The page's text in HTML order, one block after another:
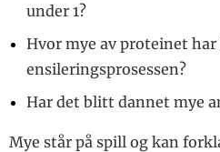
under 1?
Hvor mye av proteinet
ensileringsprosessen?
Har det blitt dannet mye
Mye står på spill og kan